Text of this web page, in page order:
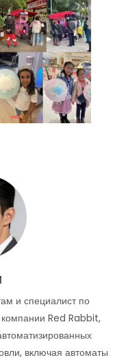
и специалист по
Red Rabbit,
включая автоматы